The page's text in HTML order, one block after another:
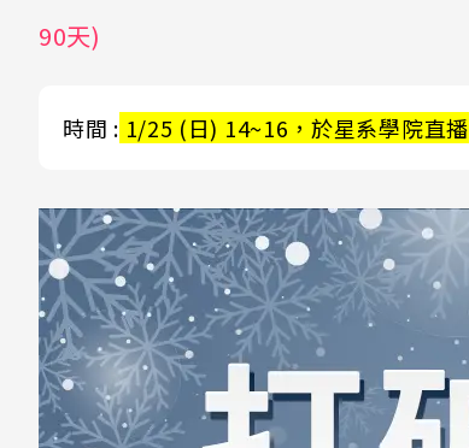
90天)
時間 : 1/25 (日) 14~16，於星系學院直播